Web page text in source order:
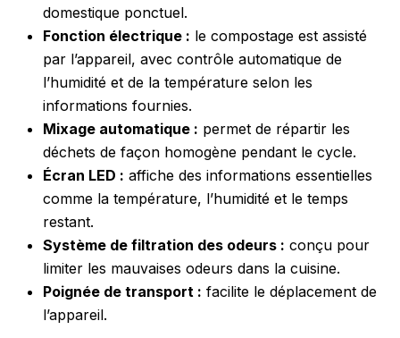
domestique ponctuel.
Fonction électrique : le compostage est assisté
par l’appareil, avec contrôle automatique de
l’humidité et de la température selon les
informations fournies.
Mixage automatique : permet de répartir les
déchets de façon homogène pendant le cycle.
Écran LED : affiche des informations essentielles
comme la température, l’humidité et le temps
restant.
Système de filtration des odeurs : conçu pour
limiter les mauvaises odeurs dans la cuisine.
Poignée de transport : facilite le déplacement de
l’appareil.